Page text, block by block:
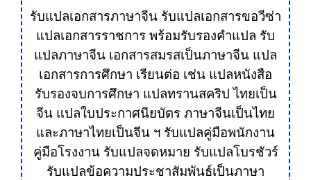
รับแปลเอกสารภาษาจีน รับแปลเอกสารขอวีซ่า
แปลเอกสารราชการ พร้อมรับรองคำแปล รับ
แปลภาษาจีน เอกสารสมรสเป็นภาษาจีน แปล
เอกสารการศึกษา เรียนต่อ เช่น แปลหนังสือ
รับรองจบการศึกษา แปลทรานสคริป ไทยเป็น
จีน แปลใบประกาศนียบัตร ภาษาจีนเป็นไทย
และภาษาไทยเป็นจีน ฯ รับแปลคู่มือพนักงาน
คู่มือโรงงาน รับแปลจดหมาย รับแปลโบรชัวร์
รับแปลข้อความประชาสัมพันธ์เป็นภาษา